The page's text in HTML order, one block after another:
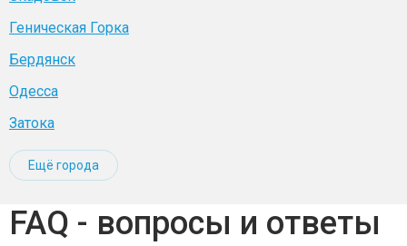
Геническая Горка
Бердянск
Одесса
Затока
Ещё города
FAQ - вопросы и ответы